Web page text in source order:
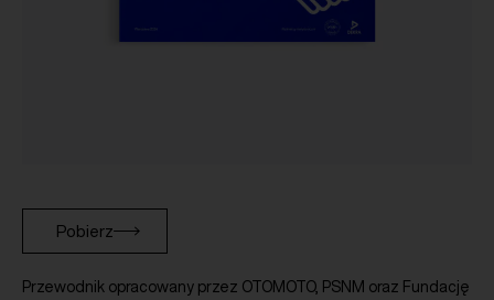
Pobierz
Przewodnik opracowany przez OTOMOTO, PSNM oraz Fundację